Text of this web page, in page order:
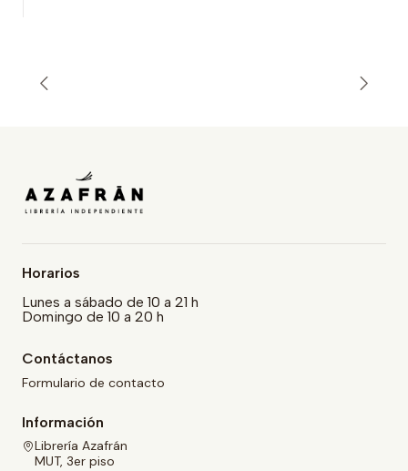
Horarios
Lunes a sábado de 10 a 21 h
Domingo de 10 a 20 h
Contáctanos
Formulario de contacto
Información
Librería Azafrán
MUT, 3er piso